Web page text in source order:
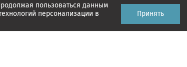
пользоваться данным
персонализации в
Принять